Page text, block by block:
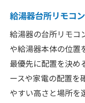
給湯器台所リモコ
給湯器の台所リモコ
や給湯器本体の位置
最優先に配置を決め
ースや家電の配置を
やすい高さと場所を